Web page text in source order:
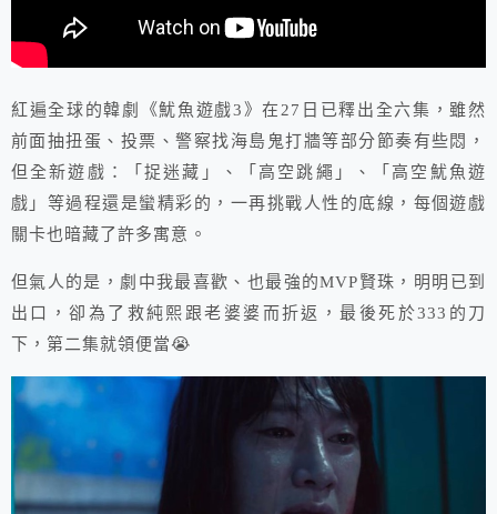
紅遍全球的韓劇《魷魚遊戲3》在27日已釋出全六集，雖然
前面抽扭蛋、投票、警察找海島鬼打牆等部分節奏有些悶，
但全新遊戲：「捉迷藏」、「高空跳繩」、「高空魷魚遊
戲」等過程還是蠻精彩的，一再挑戰人性的底線，每個遊戲
關卡也暗藏了許多寓意。
但氣人的是，劇中我最喜歡、也最強的MVP賢珠，明明已到
出口，卻為了救純熙跟老婆婆而折返，最後死於333的刀
下，第二集就領便當😭